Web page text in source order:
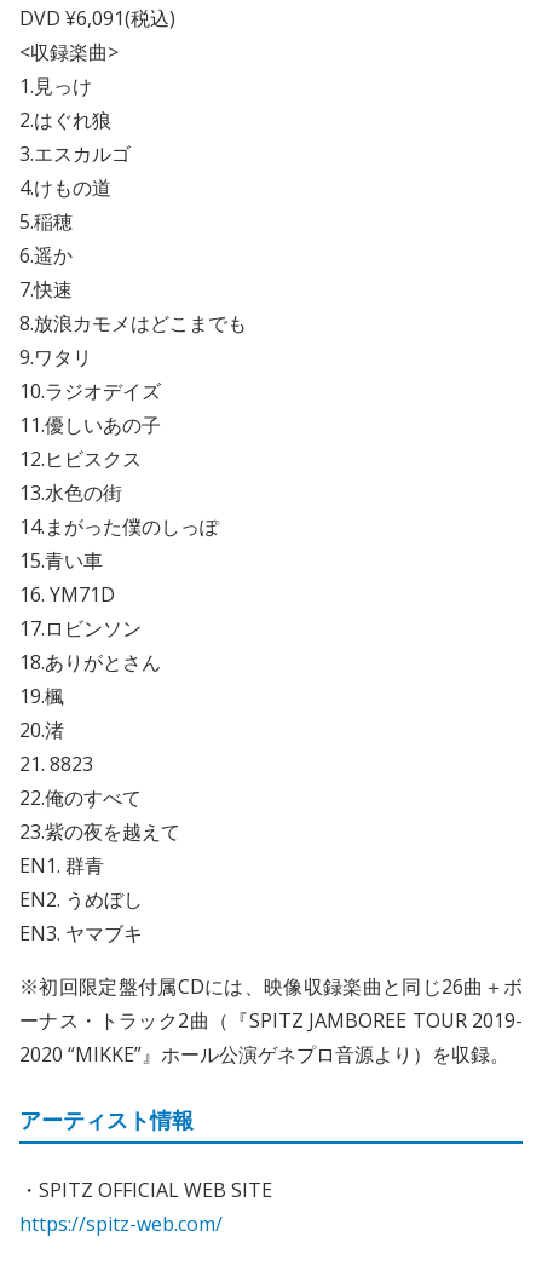
DVD ¥6,091(税込)
<収録楽曲>
1.見っけ
2.はぐれ狼
3.エスカルゴ
4.けもの道
5.稲穂
6.遥か
7.快速
8.放浪カモメはどこまでも
9.ワタリ
10.ラジオデイズ
11.優しいあの子
12.ヒビスクス
13.水色の街
14.まがった僕のしっぽ
15.青い車
16. YM71D
17.ロビンソン
18.ありがとさん
19.楓
20.渚
21. 8823
22.俺のすべて
23.紫の夜を越えて
EN1. 群青
EN2. うめぼし
EN3. ヤマブキ
※初回限定盤付属CDには、映像収録楽曲と同じ26曲＋ボ
ーナス・トラック2曲（『SPITZ JAMBOREE TOUR 2019-
2020 “MIKKE”』ホール公演ゲネプロ音源より）を収録。
アーティスト情報
・SPITZ OFFICIAL WEB SITE
https://spitz-web.com/